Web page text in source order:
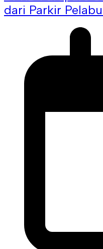
dari Parkir